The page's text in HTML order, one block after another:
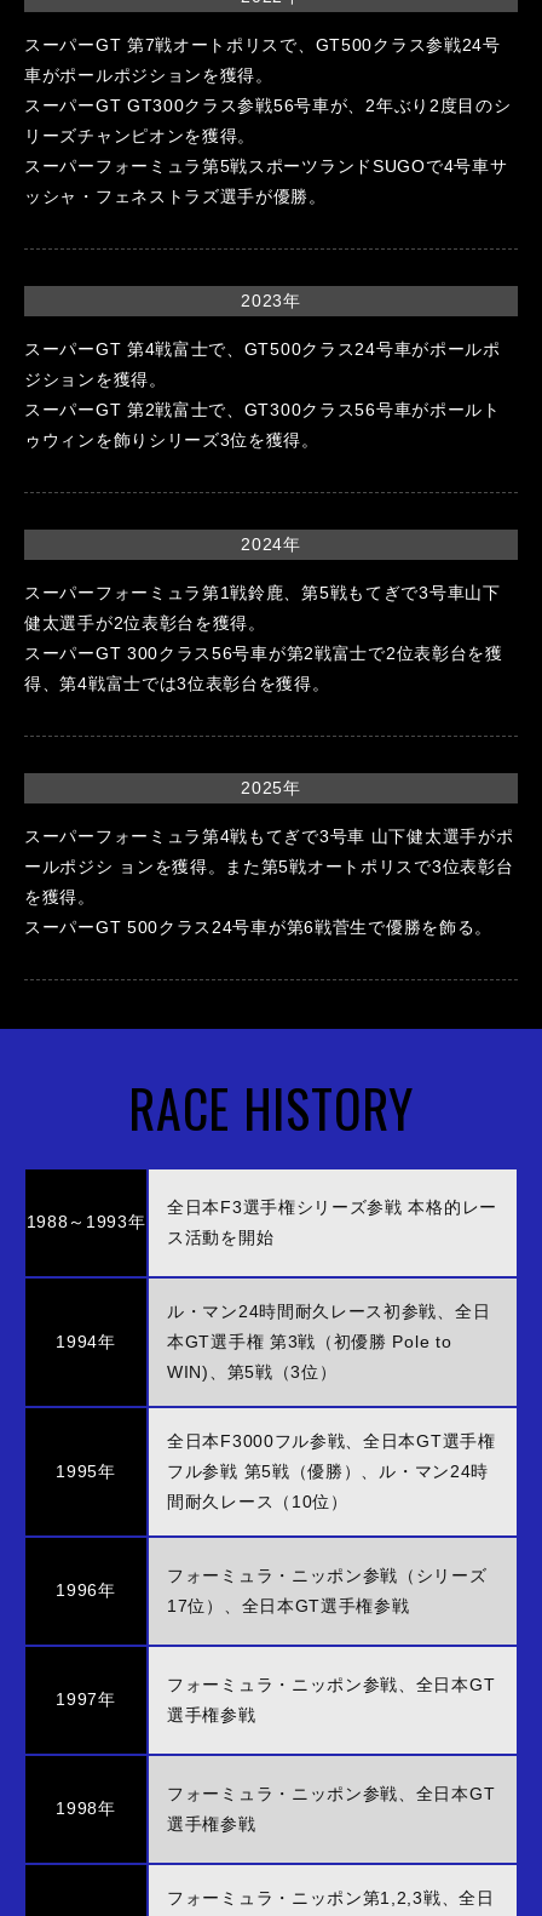
スーパーGT 第7戦オートポリスで、GT500クラス参戦24号
車がポールポジションを獲得。
スーパーGT GT300クラス参戦56号車が、2年ぶり2度目のシ
リーズチャンピオンを獲得。
スーパーフォーミュラ第5戦スポーツランドSUGOで4号車サ
ッシャ・フェネストラズ選手が優勝。
2023年
スーパーGT 第4戦富士で、GT500クラス24号車がポールポ
ジションを獲得。
スーパーGT 第2戦富士で、GT300クラス56号車がポールト
ゥウィンを飾りシリーズ3位を獲得。
2024年
スーパーフォーミュラ第1戦鈴鹿、第5戦もてぎで3号車山下
健太選手が2位表彰台を獲得。
スーパーGT 300クラス56号車が第2戦富士で2位表彰台を獲
得、第4戦富士では3位表彰台を獲得。
2025年
スーパーフォーミュラ第4戦もてぎで3号車 山下健太選手がポ
ールポジシ ョンを獲得。また第5戦オートポリスで3位表彰台
を獲得。
スーパーGT 500クラス24号車が第6戦菅生で優勝を飾る。
RACE HISTORY
1988～1993年
全日本F3選手権シリーズ参戦 本格的レー
ス活動を開始
1994年
ル・マン24時間耐久レース初参戦、 全日
本GT選手権 第3戦（初優勝 Pole to
WIN)、第5戦（3位）
1995年
全日本F3000フル参戦、全日本GT選手権
フル参戦 第5戦（優勝）、
ル・マン24時
間耐久レース（10位）
1996年
フォーミュラ・ニッポン参戦（シリーズ
17位）、全日本GT選手権参戦
1997年
フォーミュラ・ニッポン参戦、全日本GT
選手権参戦
1998年
フォーミュラ・ニッポン参戦、全日本GT
選手権参戦
フォーミュラ・ニッポン第1,2,3戦、全日